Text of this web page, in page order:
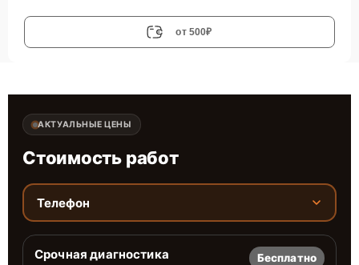
от 500₽
АКТУАЛЬНЫЕ ЦЕНЫ
Стоимость работ
Телефон
Срочная диагностика Бесплатно